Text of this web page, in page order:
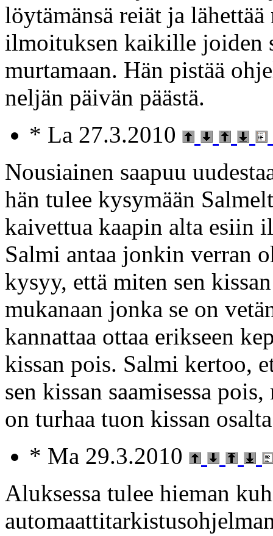
löytämänsä reiät ja
ilmoituksen kaikille joiden
murtamaan. Hän pistää
neljän päivän päästä.
* La 27.3.2010
Nousiainen saapuu
hän tulee kysymään
kaivettua kaapin alta esiin
Salmi antaa jonkin verran
kysyy, että miten sen
mukanaan jonka se on
kannattaa ottaa erikseen
kissan pois. Salmi kertoo,
sen kissan saamisessa
on turhaa tuon kissan
* Ma 29.3.2010
Aluksessa tulee hieman